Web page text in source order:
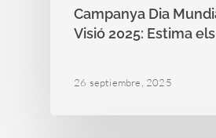
Campanya Dia
Visió 2025: Estima
26 septiembre, 2025